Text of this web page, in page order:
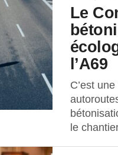
Le
l’A69
C’est
le